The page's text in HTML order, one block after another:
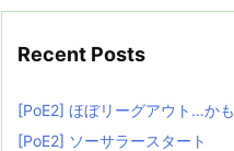
Recent Posts
[PoE2] ほぼリーグアウト…かも
[PoE2] ソーサラースタート